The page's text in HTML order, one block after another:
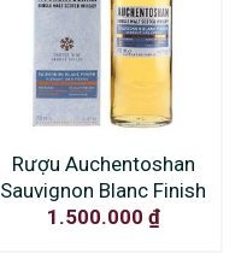
Rượu Auchentoshan
Sauvignon Blanc Finish
1.500.000 ₫